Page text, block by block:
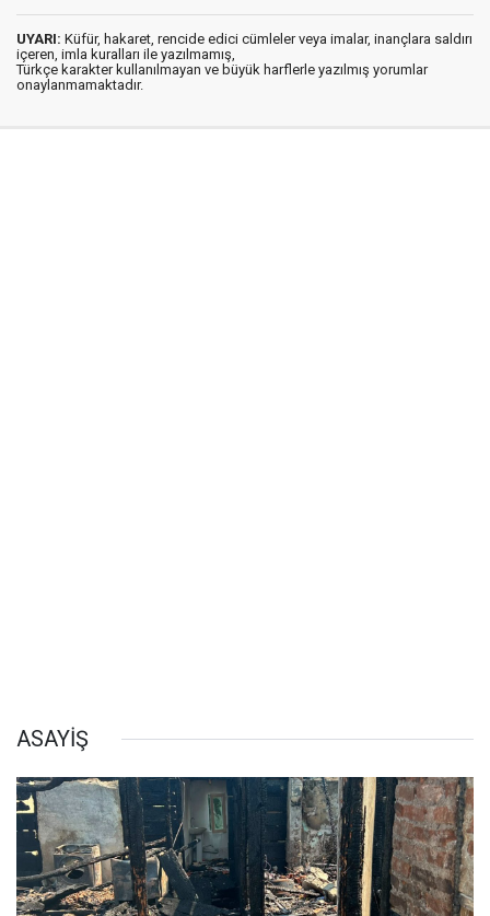
UYARI: Küfür, hakaret, rencide edici cümleler veya imalar, inançlara saldırı
içeren, imla kuralları ile yazılmamış,
Türkçe karakter kullanılmayan ve büyük harflerle yazılmış yorumlar
onaylanmamaktadır.
ASAYİŞ